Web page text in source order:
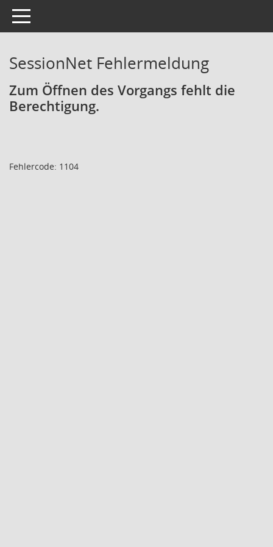
Toggle navigation
SessionNet Fehlermeldung
Zum Öffnen des Vorgangs fehlt die
Berechtigung.
Fehlercode: 1104